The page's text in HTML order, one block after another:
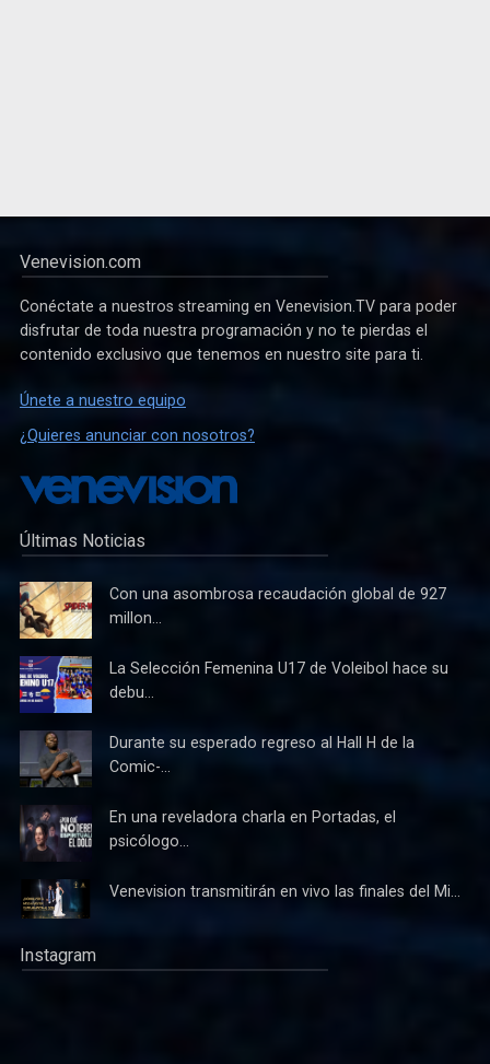
Venevision.com
Conéctate a nuestros streaming en Venevision.TV para poder
disfrutar de toda nuestra programación y no te pierdas el
contenido exclusivo que tenemos en nuestro site para ti.
Únete a nuestro equipo
¿Quieres anunciar con nosotros?
Últimas Noticias
Con una asombrosa recaudación global de 927
millon...
La Selección Femenina U17 de Voleibol hace su
debu...
Durante su esperado regreso al Hall H de la
Comic-...
En una reveladora charla en Portadas, el
psicólogo...
Venevision transmitirán en vivo las finales del Mi...
Instagram